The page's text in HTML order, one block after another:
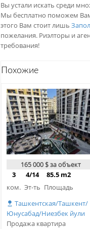
Вы устали искать среди
Мы бесплатно поможем
этого Вам стоит лишь
пожелания. Риэлторы и
требования!
Похожие
165 000 $ за объект
3
ком.
4/14
Эт-ть
85.5 m2
Площадь
Ташкентская/Ташкент/
Юнусабад/Ниезбек йули
Продажа квартира